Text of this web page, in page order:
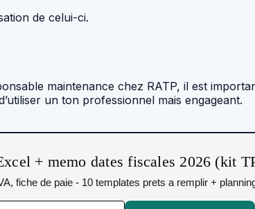
de celui-ci.
maintenance chez RATP, il est
un ton professionnel mais engageant.
+ memo dates fiscales 2026 (kit
fiche de paie - 10 templates prets a remplir +